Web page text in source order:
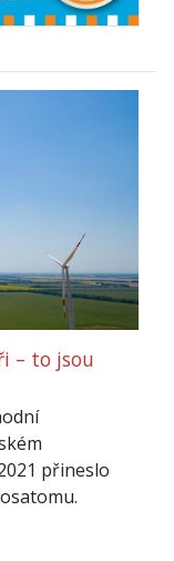
– to jsou
přineslo